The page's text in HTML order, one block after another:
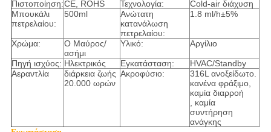
Πιστοποίηση:CE, ROHS Τεχνολογία:
Cold-air διάχυση
Μπουκάλι
πετρελαίου:
500ml
Ανώτατη
κατανάλωση
πετρελαίου:
1.8 ml/h±5%
Χρώμα:
Ο Μαύρος/
ασήμι
Υλικό: Αργίλιο
Πηγή ισχύος: Ηλεκτρικός Εγκατάσταση:
HVAC/Standby
Αεραντλία
διάρκεια ζωής
20.000 ωρών
Ακροφύσιο:
316L ανοξείδωτο.
κανένα φράξιμο,
καμία διαρροή
, καμία
συντήρηση
ανάγκης